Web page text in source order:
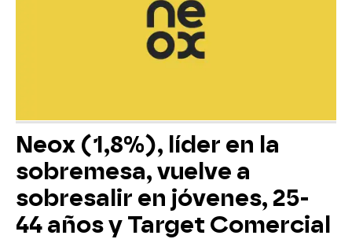
Neox (1,8%), líder en la
sobremesa, vuelve a
sobresalir en jóvenes, 25-
44 años y Target Comercial